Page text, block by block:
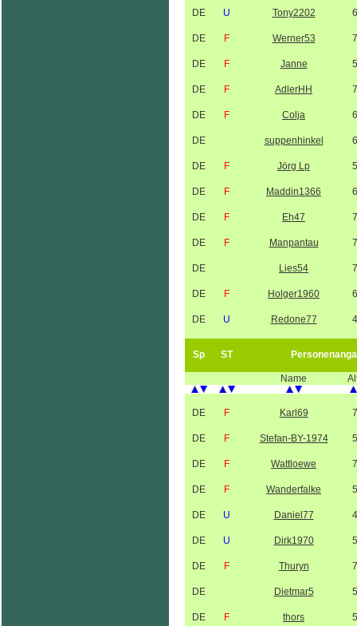
DE U Tony2202
DE F Werner53
DE F Janne
DE F AdlerHH
DE F Colja
DE suppenhinkel
DE F Jörg Lp
DE F Maddin1366
DE F Eh47
DE F Manpantau
DE Lies54
DE F Holger1960
DE U Redone77
Sp ST
Name
DE F Karl69
DE F Stefan-BY-1974
DE F Wattloewe
DE F Wanderfalke
DE U Daniel77
DE U Dirk1970
DE F Thuryn
DE Dietmar5
DE F thors